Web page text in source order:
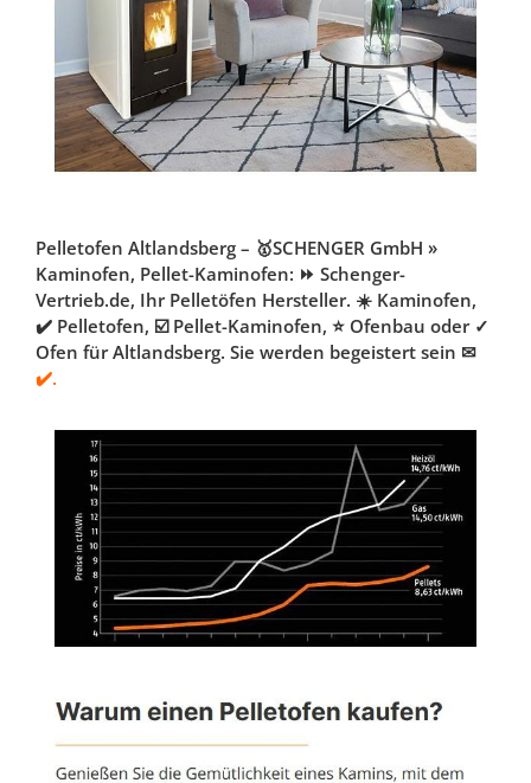
Pelletofen Altlandsberg – 🥇SCHENGER GmbH »
Kaminofen, Pellet-Kaminofen: ⏩ Schenger-
Vertrieb.de, Ihr Pelletöfen Hersteller. ☀️ Kaminofen,
✔️ Pelletofen, ☑️ Pellet-Kaminofen, ⭐ Ofenbau oder ✓
Ofen für Altlandsberg. Sie werden begeistert sein ✉
✔️.